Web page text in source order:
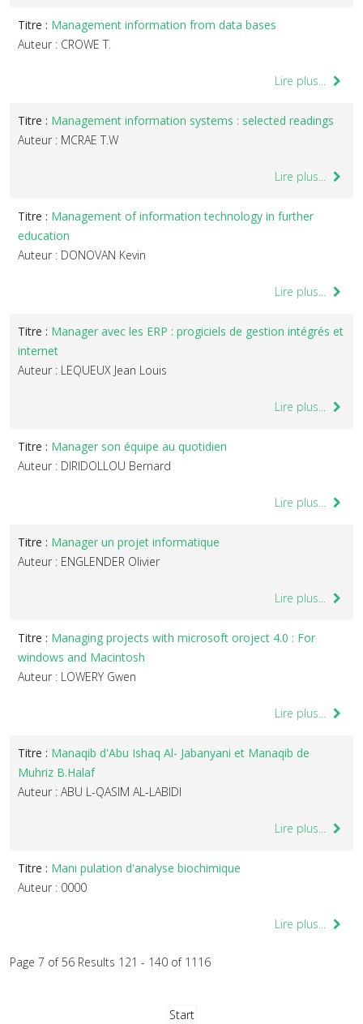
Titre : Management information from data bases
Auteur : CROWE T.
Lire plus...
Titre : Management information systems : selected readings
Auteur : MCRAE T.W
Lire plus...
Titre : Management of information technology in further
education
Auteur : DONOVAN Kevin
Lire plus...
Titre : Manager avec les ERP : progiciels de gestion intégrés et
internet
Auteur : LEQUEUX Jean Louis
Lire plus...
Titre : Manager son équipe au quotidien
Auteur : DIRIDOLLOU Bernard
Lire plus...
Titre : Manager un projet informatique
Auteur : ENGLENDER Olivier
Lire plus...
Titre : Managing projects with microsoft oroject 4.0 : For
windows and Macintosh
Auteur : LOWERY Gwen
Lire plus...
Titre : Manaqib d'Abu Ishaq Al- Jabanyani et Manaqib de
Muhriz B.Halaf
Auteur : ABU L-QASIM AL-LABIDI
Lire plus...
Titre : Mani pulation d'analyse biochimique
Auteur : 0000
Lire plus...
Page 7 of 56 Results 121 - 140 of 1116
Start